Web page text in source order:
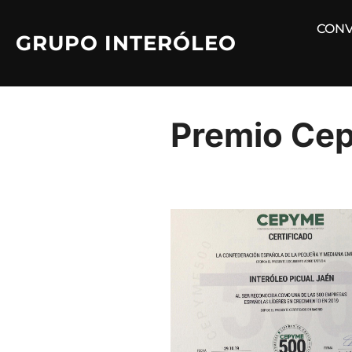
contenido
GRUPO INTERÓLEO
Premio